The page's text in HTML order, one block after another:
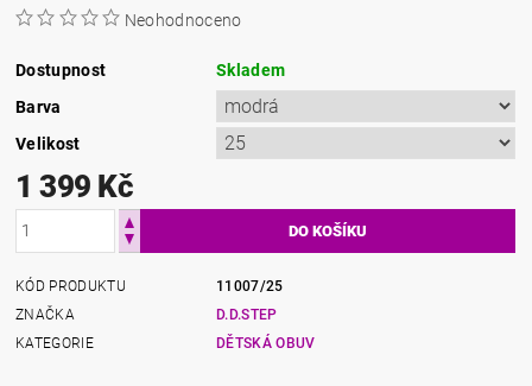
Neohodnoceno
Dostupnost
Skladem
Barva
Velikost
1 399 Kč
KÓD PRODUKTU
11007/25
ZNAČKA
D.D.STEP
KATEGORIE
DĚTSKÁ OBUV